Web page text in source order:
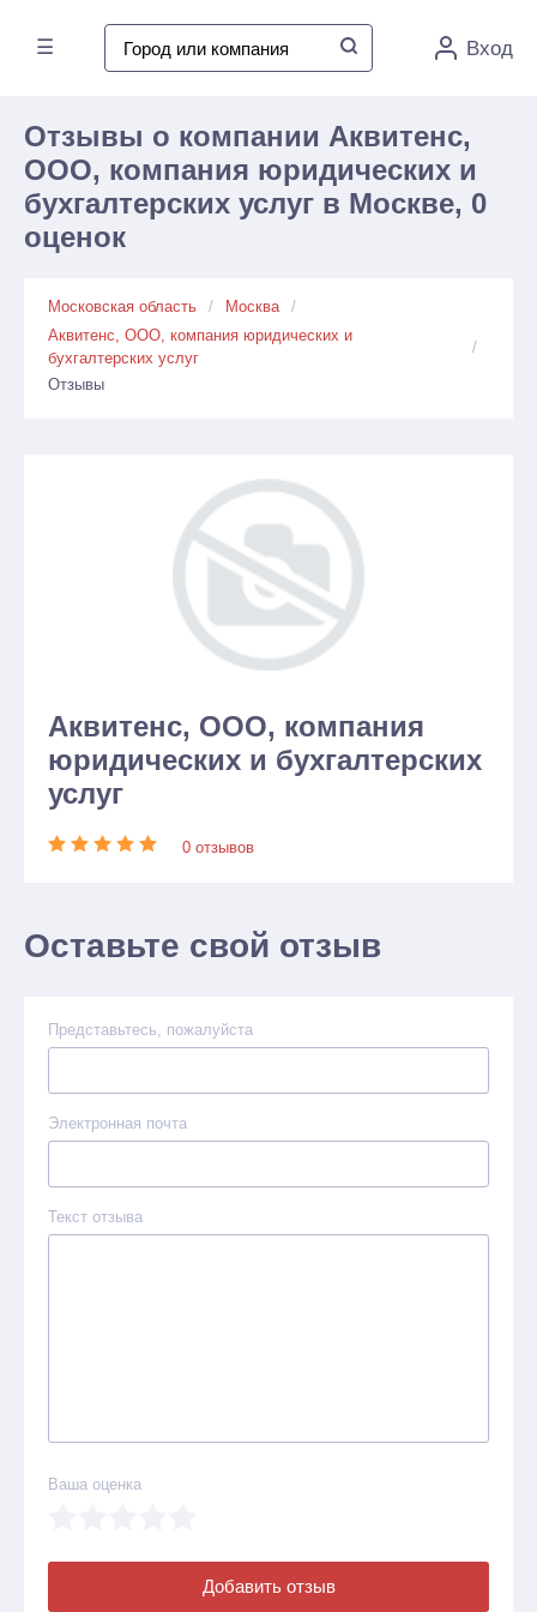
☰ Вход
Отзывы о компании Аквитенс,
ООО, компания юридических и
бухгалтерских услуг в Москве, 0
оценок
Московская область
Москва
Аквитенс, ООО, компания юридических и
бухгалтерских услуг
Отзывы
Аквитенс, ООО, компания
юридических и бухгалтерских
услуг
0 отзывов
Оставьте свой отзыв
Представьтесь, пожалуйста
Электронная почта
Текст отзыва
Ваша оценка
Добавить отзыв